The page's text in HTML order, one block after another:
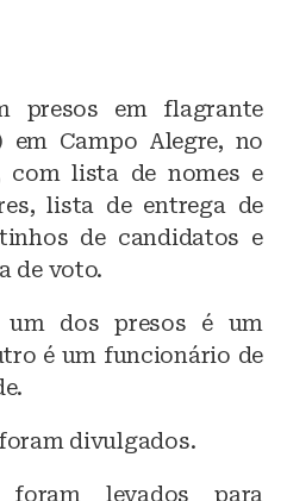
presos em flagrante
em Campo Alegre, no
com lista de nomes e
lista de entrega de
de candidatos e
de voto.
um dos presos é um
é um funcionário de
divulgados.
levados para